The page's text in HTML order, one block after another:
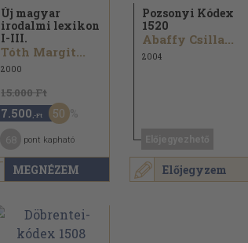
MEGNÉZEM
Új magyar
irodalmi lexikon
I-III.
Tóth Margit...
2000
15.000 Ft
7.500 ,-Ft 50
pont kapható
Előjegyzem
Pozsonyi Kódex
1520
Abaffy Csilla...
2004